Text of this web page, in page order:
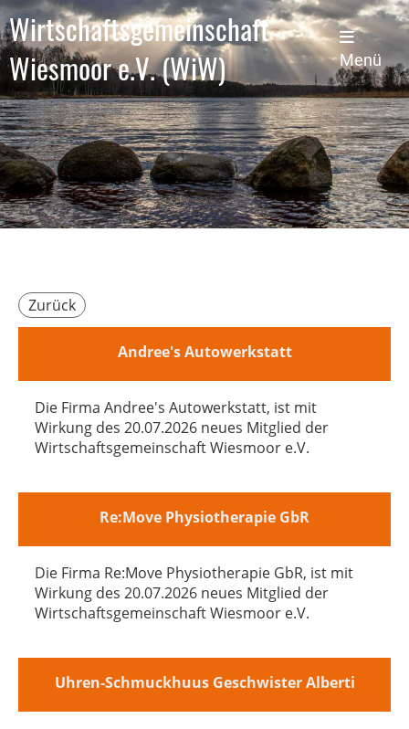
Wirtschaftsgemeinschaft
Wiesmoor e.V. (WiW)
Menü
Zurück
Andree's Autowerkstatt
Die Firma Andree's Autowerkstatt, ist mit
Wirkung des 20.07.2026 neues Mitglied der
Wirtschaftsgemeinschaft Wiesmoor e.V.
Re:Move Physiotherapie GbR
Die Firma Re:Move Physiotherapie GbR, ist mit
Wirkung des 20.07.2026 neues Mitglied der
Wirtschaftsgemeinschaft Wiesmoor e.V.
Uhren-Schmuckhuus Geschwister Alberti